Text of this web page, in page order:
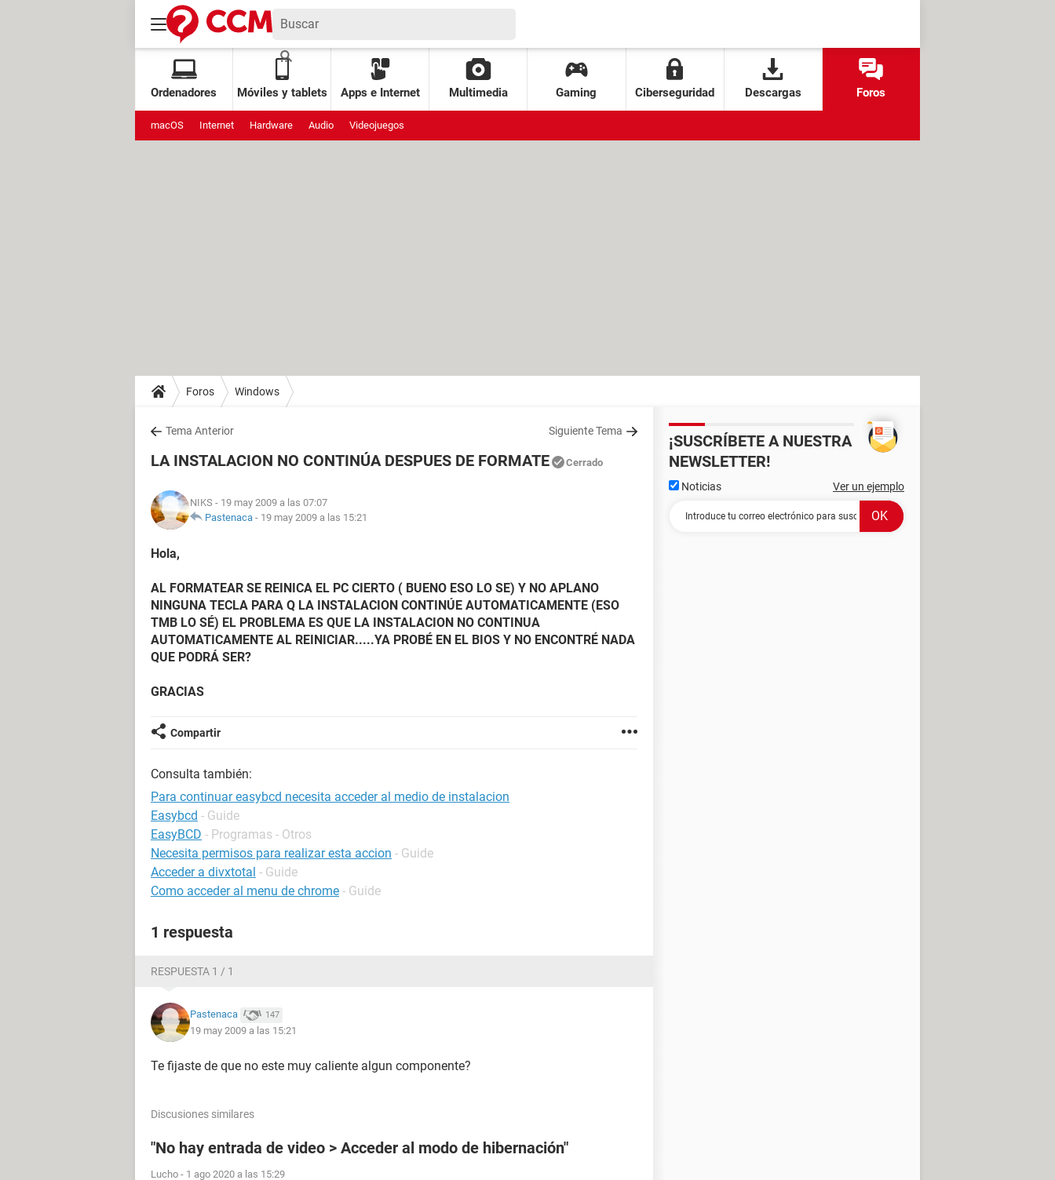
Ordenadores Móviles y tablets Apps e Internet Multimedia Gaming Ciberseguridad Descargas Foros
macOS Internet Hardware Audio Videojuegos
Foros Windows
Tema Anterior Siguiente Tema
LA INSTALACION NO CONTINÚA DESPUES DE FORMATE Cerrado
NIKS - 19 may 2009 a las 07:07
Pastenaca - 19 may 2009 a las 15:21
Hola,
AL FORMATEAR SE REINICA EL PC CIERTO ( BUENO ESO LO SE) Y NO APLANO
NINGUNA TECLA PARA Q LA INSTALACION CONTINÚE AUTOMATICAMENTE (ESO
TMB LO SÉ) EL PROBLEMA ES QUE LA INSTALACION NO CONTINUA
AUTOMATICAMENTE AL REINICIAR.....YA PROBÉ EN EL BIOS Y NO ENCONTRÉ NADA
QUE PODRÁ SER?
GRACIAS
Compartir
Consulta también:
Para continuar easybcd necesita acceder al medio de instalacion
Easybcd - Guide
EasyBCD - Programas - Otros
Necesita permisos para realizar esta accion - Guide
Acceder a divxtotal - Guide
Como acceder al menu de chrome - Guide
1 respuesta
RESPUESTA 1 / 1
Pastenaca 147
19 may 2009 a las 15:21
Te fijaste de que no este muy caliente algun componente?
Discusiones similares
"No hay entrada de video > Acceder al modo de hibernación"
Lucho - 1 ago 2020 a las 15:29
¡SUSCRÍBETE A NUESTRA
NEWSLETTER!
Noticias Ver un ejemplo